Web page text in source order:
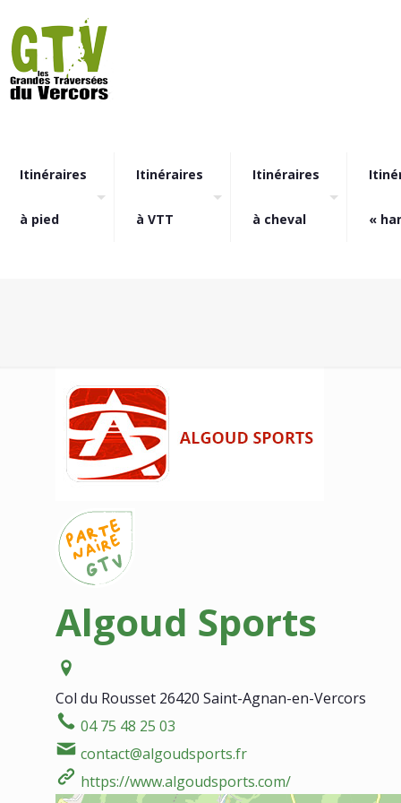
Itinéraires
à pied
Itinéraires
à VTT
Itinéraires
à cheval «
Algoud Sports
Col du Rousset 26420 Saint-Agnan-en-Vercors
04 75 48 25 03
contact@algoudsports.fr
https://www.algoudsports.com/